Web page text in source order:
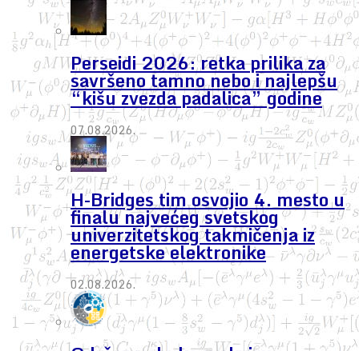
Perseidi 2026: retka prilika za
savršeno tamno nebo i najlepšu
“kišu zvezda padalica” godine
07.08.2026.
H-Bridges tim osvojio 4. mesto u
finalu najvećeg svetskog
univerzitetskog takmičenja iz
energetske elektronike
02.08.2026.